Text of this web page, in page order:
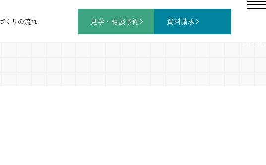
くりの流れ 見学・相談予約 資料請求